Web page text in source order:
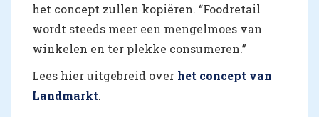
het concept zullen kopiëren. “Foodretail
wordt steeds meer een mengelmoes van
winkelen en ter plekke consumeren.”
Lees hier uitgebreid over het concept van
Landmarkt.